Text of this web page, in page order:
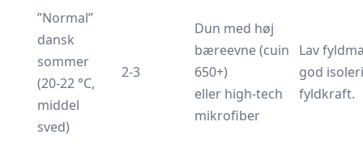
”Normal”
dansk
sommer
(20-22 °C,
middel
sved)
2-3
Dun med høj
bæreevne (cuin
650+)
eller high-tech
mikrofiber
Lav
god
fyldkraft.